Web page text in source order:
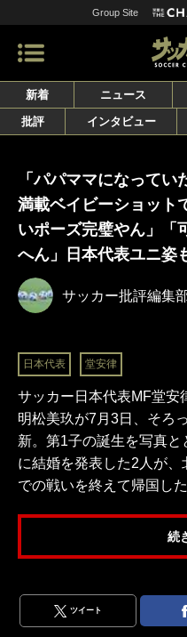
Group Site
新着 ニュース
批評
インタビュー
「パパママになって
満載ベイビーショット
いポーズ完璧やん」「
へん」日本代表ユニ姿
サッカー批評編集
日本代表 堂安律
サッカー日本代表MF堂安
明松美玖が7月3日、そろ
新。第1子の誕生を写真
に結婚を発表した2人が、
での戦いを終えて帰国し
続
ツイート